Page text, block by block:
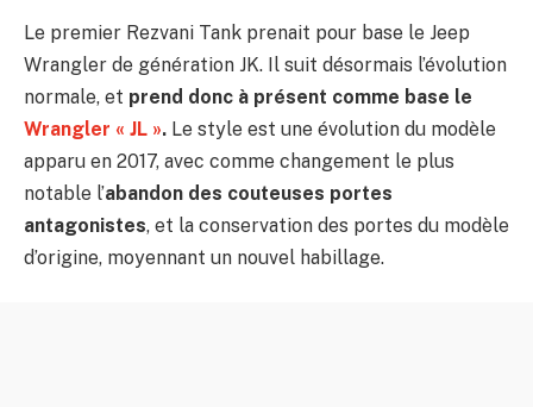
Le premier Rezvani Tank prenait pour base le Jeep
Wrangler de génération JK. Il suit désormais l’évolution
normale, et prend donc à présent comme base le
Wrangler « JL ». Le style est une évolution du modèle
apparu en 2017, avec comme changement le plus
notable l’abandon des couteuses portes
antagonistes, et la conservation des portes du modèle
d’origine, moyennant un nouvel habillage.